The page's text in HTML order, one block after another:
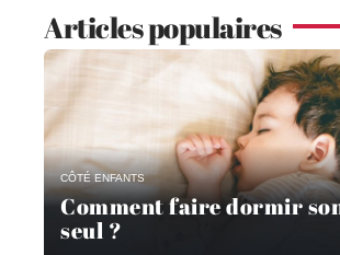
Articles populaires
CÔTÉ ENFANTS
Comment faire dormir
seul ?